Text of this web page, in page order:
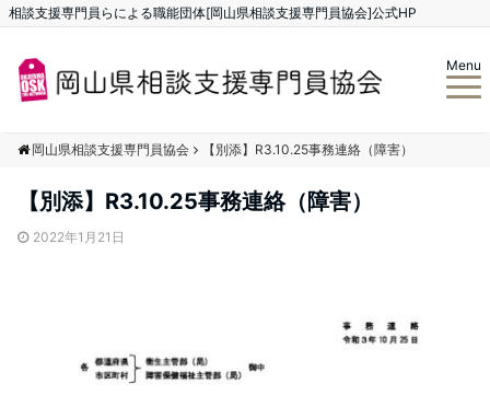
相談支援専門員らによる職能団体[岡山県相談支援専門員協会]公式HP
Menu
岡山県相談支援専門員協会 【別添】R3.10.25事務連絡（障害）
【別添】R3.10.25事務連絡（障害）
2022年1月21日